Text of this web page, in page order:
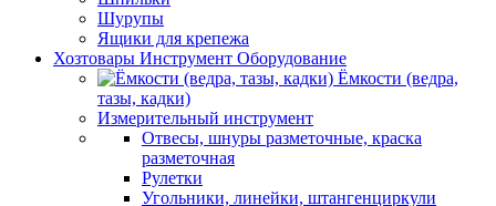
Шурупы
Ящики для крепежа
Хозтовары Инструмент Оборудование
Ёмкости (ведра,
тазы, кадки)
Измерительный инструмент
Отвесы, шнуры разметочные, краска
разметочная
Рулетки
Угольники, линейки, штангенциркули